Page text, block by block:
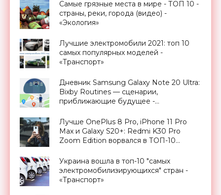
Самые грязные места в мире - ТОП 10 -
страны, реки, города (видео) -
«Экология»
Лучшие электромобили 2021: топ 10
самых популярных моделей -
«Транспорт»
Дневник Samsung Galaxy Note 20 Ultra:
Bixby Routines — сценарии,
приближающие будущее -
Лучше OnePlus 8 Pro, iPhone 11 Pro
Max и Galaxy S20+: Redmi K30 Pro
Zoom Edition ворвался в ТОП-10
Украина вошла в топ-10 "самых
электромобилизирующихся" стран -
«Транспорт»